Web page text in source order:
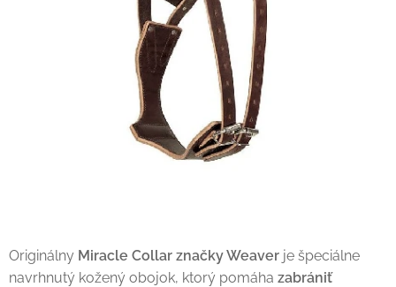
Originálny Miracle Collar značky Weaver je špeciálne
navrhnutý kožený obojok, ktorý pomáha zabrániť